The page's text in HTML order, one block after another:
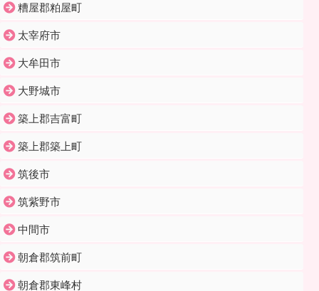
糟屋郡粕屋町
太宰府市
大牟田市
大野城市
築上郡吉富町
築上郡築上町
筑後市
筑紫野市
中間市
朝倉郡筑前町
朝倉郡東峰村